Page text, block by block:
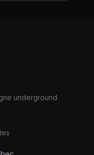
underground